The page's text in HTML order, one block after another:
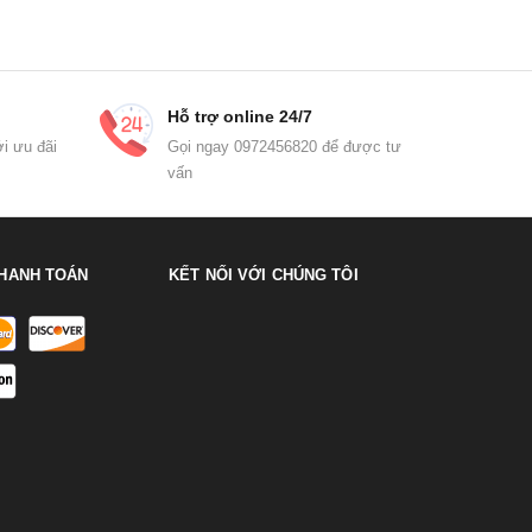
ưu đãi
Hỗ trợ online 24/7
Gọi ngay 0972456820 để được tư
vấn
TOÁN KẾT NỐI VỚI CHÚNG TÔI